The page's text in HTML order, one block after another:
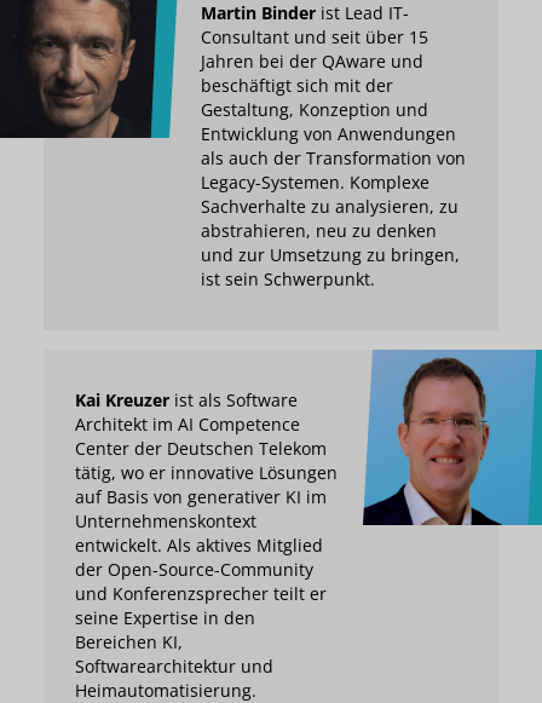
Martin Binder ist Lead IT-
Consultant und seit über 15
Jahren bei der QAware und
beschäftigt sich mit der
Gestaltung, Konzeption und
Entwicklung von Anwendungen
als auch der Transformation von
Legacy-Systemen. Komplexe
Sachverhalte zu analysieren, zu
abstrahieren, neu zu denken
und zur Umsetzung zu bringen,
ist sein Schwerpunkt.
Kai Kreuzerist als Software
Architekt im AI Competence
Center der Deutschen Telekom
tätig, wo er innovative Lösungen
auf Basis von generativer KI im
Unternehmenskontext
entwickelt. Als aktives Mitglied
der Open-Source-Community
und Konferenzsprecher teilt er
seine Expertise in den
Bereichen KI,
Softwarearchitektur und
Heimautomatisierung.